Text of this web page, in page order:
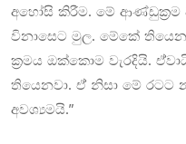
අහෝසි කිරීම. මේ ආණ්ඩුක්‍රම
විනාසෙට මුල. මේකේ
ක්‍රමය ඔක්කොම වැරදියි.
තියෙනවා. ඒ් නිසා මේ රටට
අවශ්‍යමයි.”